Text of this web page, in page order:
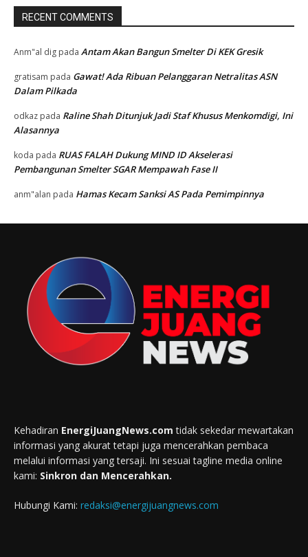
RECENT COMMENTS
Anm"al dig pada Antam Akan Bangun Smelter Di KEK Gresik
gratisam pada Gawat! Ada Ribuan Pelanggaran Netralitas ASN
Dalam Pilkada
odkaz pada Raline Shah Ditunjuk Jadi Staf Khusus Menkomdigi, Ini
Alasannya
koda pada RUAS FALAH Dukung MIND ID Akselerasi
Pembangunan Smelter SGAR Mempawah Fase II
anm"alan pada Hamas Kecam Sanksi AS Pada Pemimpinnya
Kehadiran EnergiJuangNews.com tidak sekedar mewartakan
informasi yang akurat tetapi juga mencerahkan pembaca
melalui informasi yang tersaji. Ini sesuai tagline media online
kami: Sinkron dan Mencerahkan.
Hubungi Kami: redaksi@energijuangnews.com